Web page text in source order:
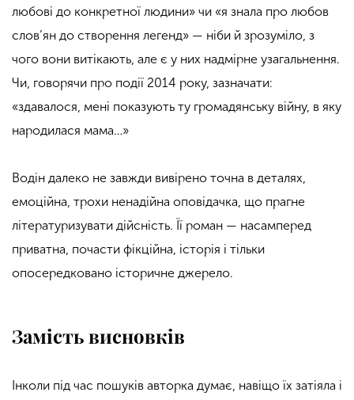
любові до конкретної людини» чи «я знала про любов
слов’ян до створення легенд» — ніби й зрозуміло, з
чого вони витікають, але є у них надмірне узагальнення.
Чи, говорячи про події 2014 року, зазначати:
«здавалося, мені показують ту громадянську війну, в яку
народилася мама…»
Водін далеко не завжди вивірено точна в деталях,
емоційна, трохи ненадійна оповідачка, що прагне
літературизувати дійсність. Її роман — насамперед
приватна, почасти фікційна, історія і тільки
опосередковано історичне джерело.
Замість висновків
Інколи під час пошуків авторка думає, навіщо їх затіяла і